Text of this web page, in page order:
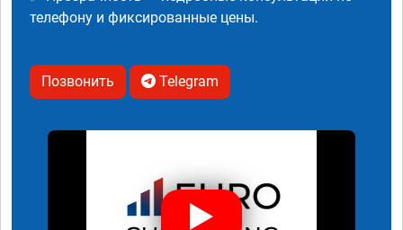
телефону и фиксированные цены.
Позвонить Telegram